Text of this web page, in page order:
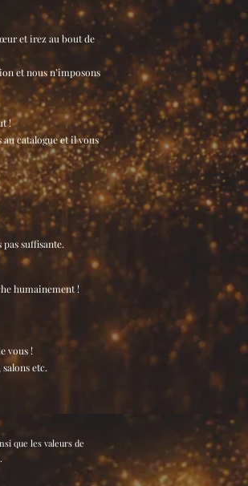
et irez au bout de
et nous n’imposons
!
catalogue et il vous
suffisante.
humainement !
vous !
etc.
que les valeurs de